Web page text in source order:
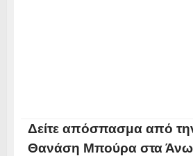
Δείτε απόσπασμα από
Θανάση Μπούρα στα Άνω